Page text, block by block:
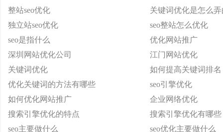
整站seo优化
关键词优化是怎么弄
独立站seo优化
seo整站怎么优化
seo是指什么
优化网站推广
深圳网站优化公司
江门网站优化
关键词优化
如何提高关键词排名
优化关键词的方法有哪些
seo引擎优化
如何优化网站推广
企业网络优化
搜索引擎优化的特点
搜索引擎优化有哪些
seo主要做什么
seo优化主要做什么